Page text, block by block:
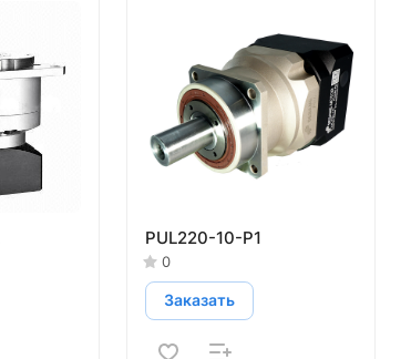
PUL220-10-P1
0
Заказать